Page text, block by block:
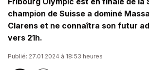
champion de Suisse a dominé
Clarens et ne connaîtra son futur
vers 21h.
Publié: 27.01.2024 à 18:53 heures